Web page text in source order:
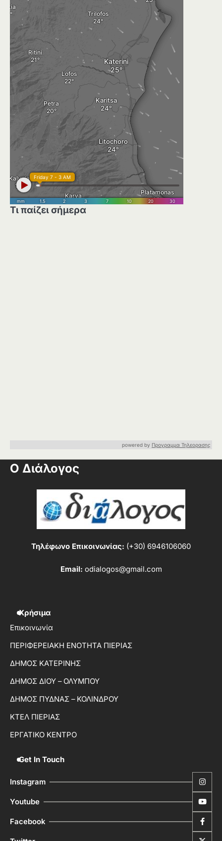
Τι παίζει σήμερα
powered by Προγραμμα Τηλεορασης
Ο Διάλογος
Τηλέφωνο Επικοινωνίας: (+30) 6946106060
Email: odialogos@gmail.com
Χρήσιμα
Επικοινωνία
ΠΕΡΙΦΕΡΕΙΑΚΗ ΕΝΟΤΗΤΑ ΠΙΕΡΙΑΣ
ΔΗΜΟΣ ΚΑΤΕΡΙΝΗΣ
ΔΗΜΟΣ ΔΙΟΥ – ΟΛΥΜΠΟΥ
ΔΗΜΟΣ ΠΥΔΝΑΣ – ΚΟΛΙΝΔΡΟΥ
ΚΤΕΛ ΠΙΕΡΙΑΣ
ΕΡΓΑΤΙΚΟ ΚΕΝΤΡΟ
Get In Touch
Instagram
Youtube
Facebook